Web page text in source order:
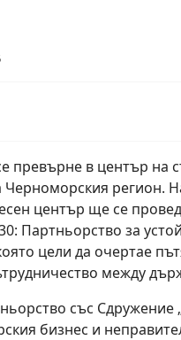
превърне в център на
регион.
център ще се
Партньорство за
цели да очертае
между
със Сдружение
бизнес и